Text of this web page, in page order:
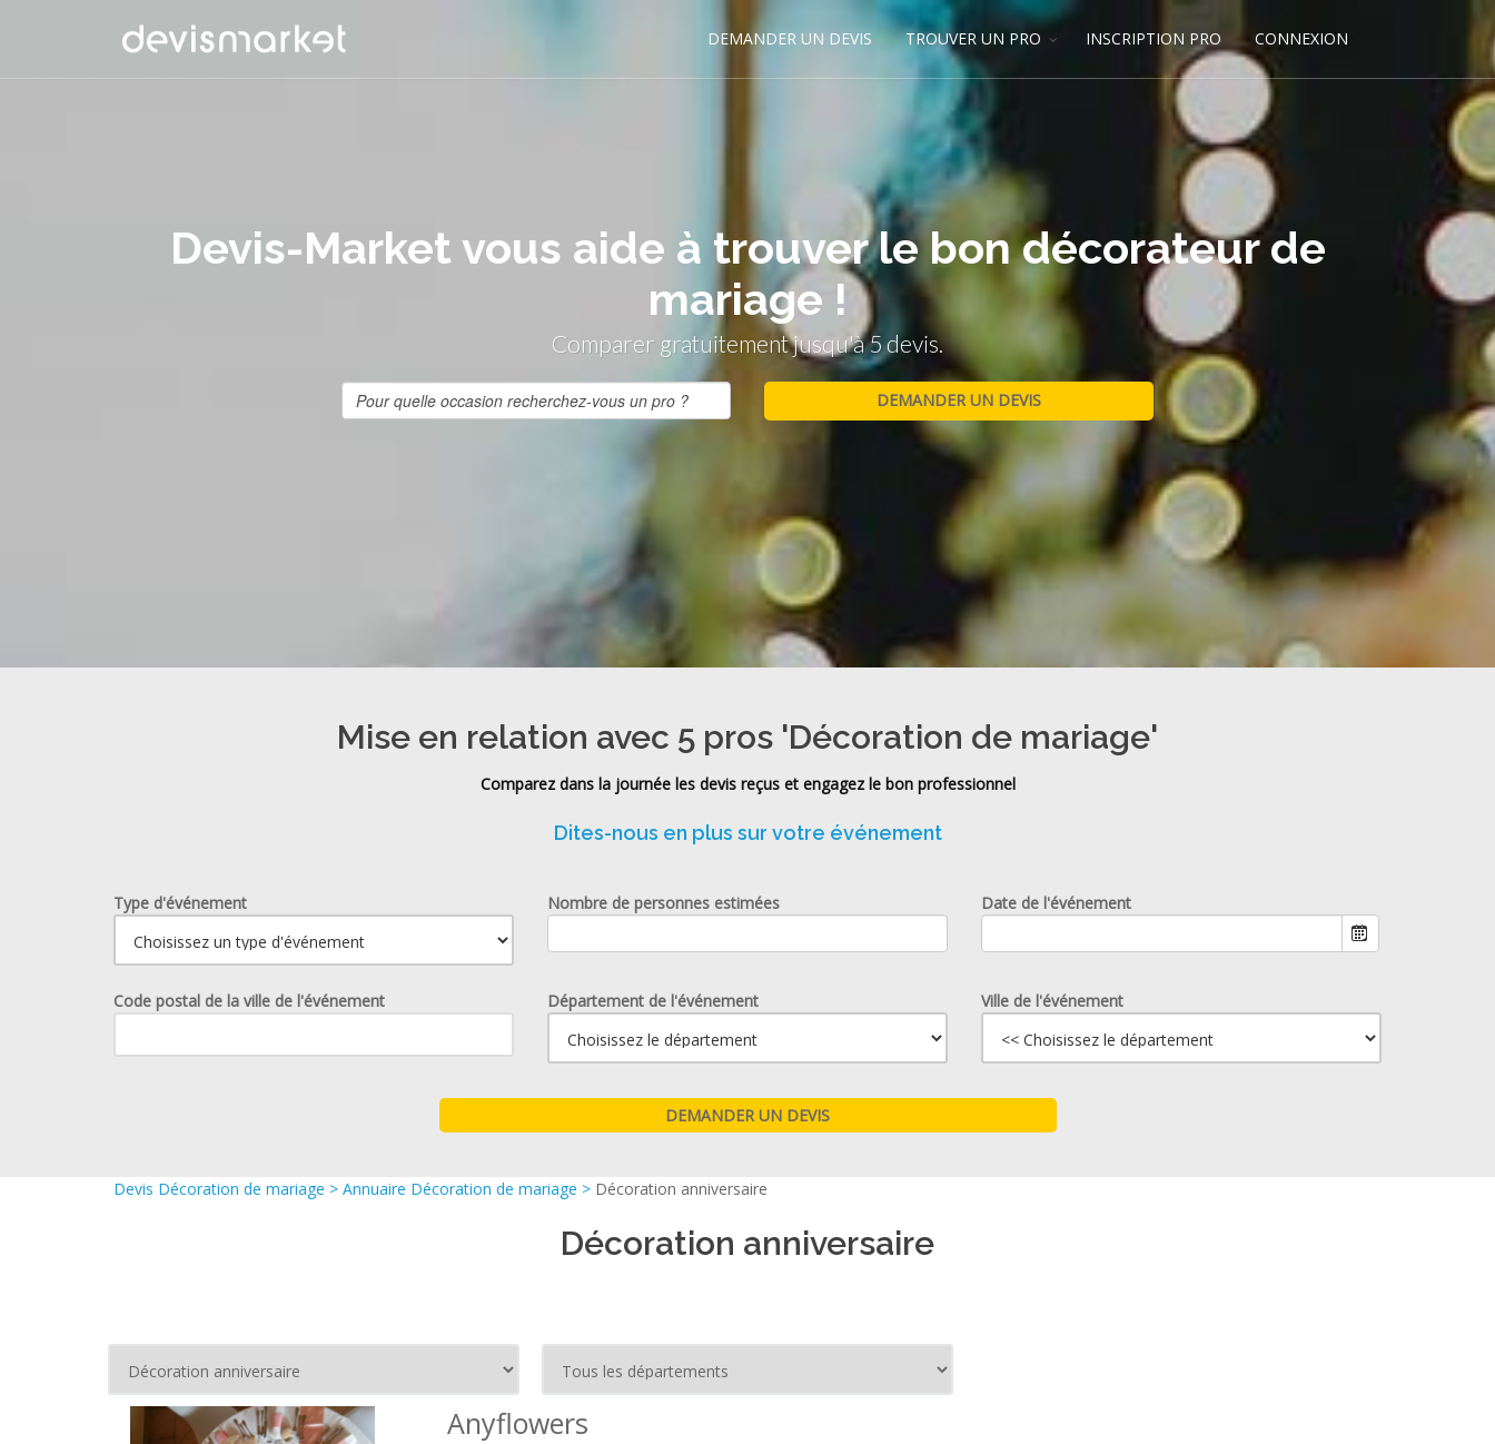
DEMANDER UN DEVIS TROUVER UN PRO INSCRIPTION PRO CONNEXION
Devis-Market vous aide à trouver le bon décorateur de
mariage !
Comparer gratuitement jusqu'à 5 devis.
Mise en relation avec 5 pros 'Décoration de mariage'
Comparez dans la journée les devis reçus et engagez le bon professionnel
Dites-nous en plus sur votre événement
Type d'événement Nombre de personnes estimées
Date de l'événement
Code postal de la ville de l'événement Département de l'événement Ville de l'événement
Devis Décoration de mariage > Annuaire Décoration de mariage > Décoration anniversaire
Décoration anniversaire
Anyflowers